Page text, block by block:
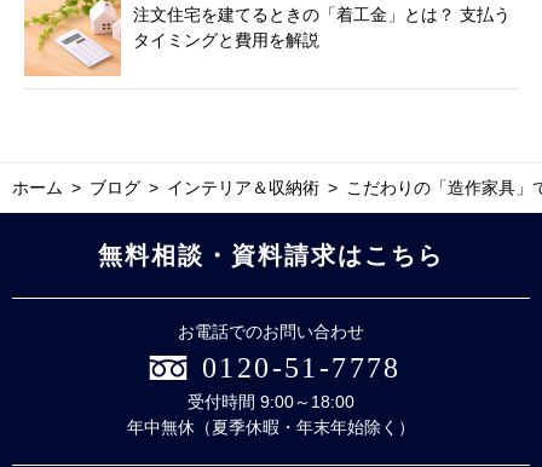
注文住宅を建てるときの「着工金」とは？ 支払う
タイミングと費用を解説
ホーム ブログ インテリア＆収納術 こだわりの「造作家具」
無料相談・資料請求はこちら
お電話でのお問い合わせ
0120-51-7778
受付時間 9:00～18:00
年中無休（夏季休暇・年末年始除く）